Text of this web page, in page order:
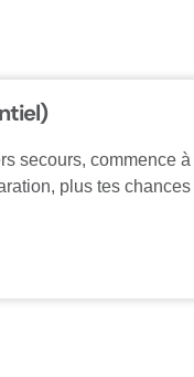
secours, commence
plus tes